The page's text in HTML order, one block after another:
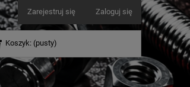
Zarejestruj się Zaloguj się
Koszyk: (pusty)